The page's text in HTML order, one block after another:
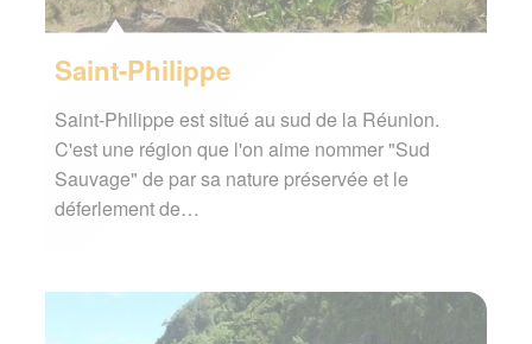
Saint-Philippe
Saint-Philippe est situé au sud de la Réunion.
C'est une région que l'on aime nommer "Sud
Sauvage" de par sa nature préservée et le
déferlement de…